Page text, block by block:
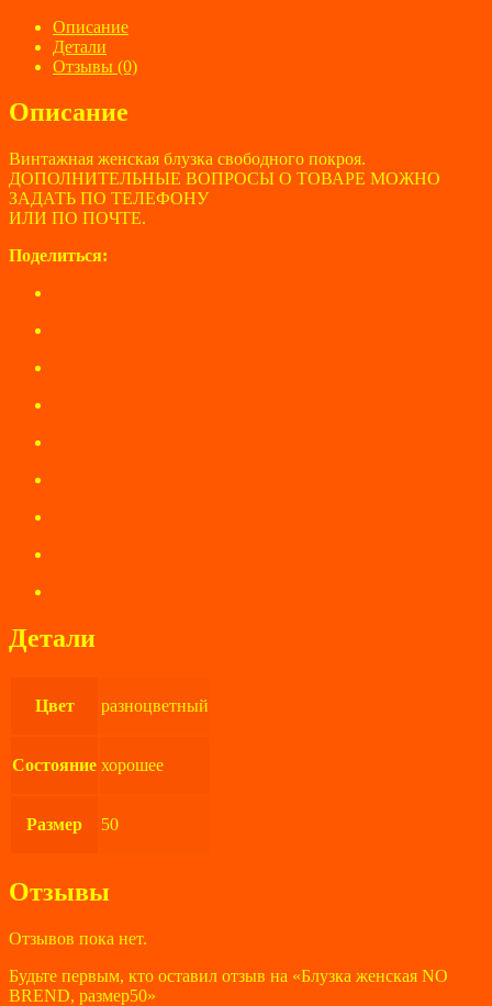
BREND,
размер50
Описание
Детали
Отзывы (0)
Описание
Винтажная женская блузка свободного покроя.
ДОПОЛНИТЕЛЬНЫЕ ВОПРОСЫ О ТОВАРЕ МОЖНО
ЗАДАТЬ ПО ТЕЛЕФОНУ
ИЛИ ПО ПОЧТЕ.
Поделиться:
Детали
Цвет разноцветный
Состояние хорошее
Размер 50
Отзывы
Отзывов пока нет.
Будьте первым, кто оставил отзыв на «Блузка женская NO
BREND, размер50»